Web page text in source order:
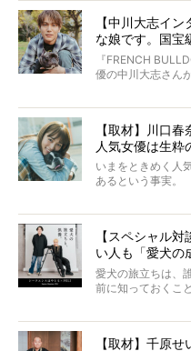
太郎のオーナー
アについて詳しく
り添いたいと思う
その悲しみをいま
いて、泣いたり笑
こんな子だった、
ていたと。
ぼくらは上沼恵
と思った。
【中川大志イ
な娘です。国宝
ッグと一緒に登
『FRENCH
優の中川大志さん
マちゃん（2歳の
カエピソードが次
【取材】川口
人気女優は生粋
いまをときめく人
あるという事実。
とりを目の当た
愛がわたしたちの
だかうれしくなっ
春奈さんとアムち
小西がいつくしみ
【スペシャル
い人も「愛犬の
はやとも×PELI
愛犬の旅立ちは、
前に知っておくこ
力をもつお笑い
【取材】千原